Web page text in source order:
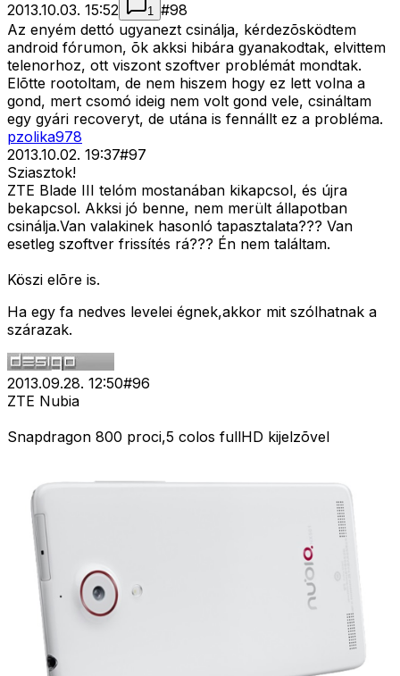
2013.10.03. 15:52
1 #98
Az enyém dettó ugyanezt csinálja, kérdezõsködtem
android fórumon, õk akksi hibára gyanakodtak, elvittem
telenorhoz, ott viszont szoftver problémát mondtak.
Elõtte rootoltam, de nem hiszem hogy ez lett volna a
gond, mert csomó ideig nem volt gond vele, csináltam
egy gyári recoveryt, de utána is fennállt ez a probléma.
pzolika978
2013.10.02. 19:37#97
Sziasztok!
ZTE Blade III telóm mostanában kikapcsol, és újra
bekapcsol. Akksi jó benne, nem merült állapotban
csinálja.Van valakinek hasonló tapasztalata??? Van
esetleg szoftver frissítés rá??? Én nem találtam.
Köszi elõre is.
Ha egy fa nedves levelei égnek,akkor mit szólhatnak a
szárazak.
2013.09.28. 12:50#96
ZTE Nubia
Snapdragon 800 proci,5 colos fullHD kijelzõvel